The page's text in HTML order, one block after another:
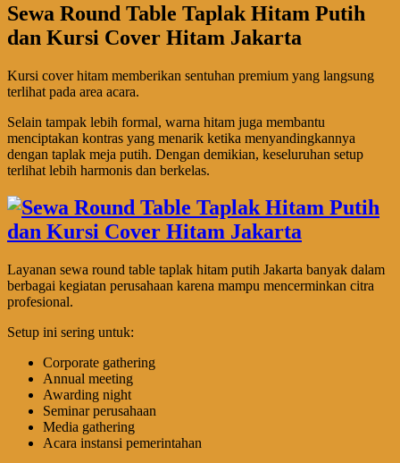
Sewa Round Table Taplak Hitam Putih
dan Kursi Cover Hitam Jakarta
Kursi cover hitam memberikan sentuhan premium yang langsung
terlihat pada area acara.
Selain tampak lebih formal, warna hitam juga membantu
menciptakan kontras yang menarik ketika menyandingkannya
dengan taplak meja putih. Dengan demikian, keseluruhan setup
terlihat lebih harmonis dan berkelas.
Layanan sewa round table taplak hitam putih Jakarta banyak dalam
berbagai kegiatan perusahaan karena mampu mencerminkan citra
profesional.
Setup ini sering untuk:
Corporate gathering
Annual meeting
Awarding night
Seminar perusahaan
Media gathering
Acara instansi pemerintahan